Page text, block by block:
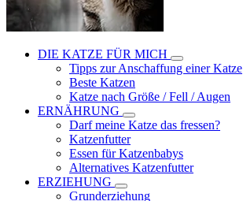
DIE KATZE FÜR MICH
Tipps zur Anschaffung einer Katze
Beste Katzen
Katze nach Größe / Fell / Augen
ERNÄHRUNG
Darf meine Katze das fressen?
Katzenfutter
Essen für Katzenbabys
Alternatives Katzenfutter
ERZIEHUNG
Grunderziehung